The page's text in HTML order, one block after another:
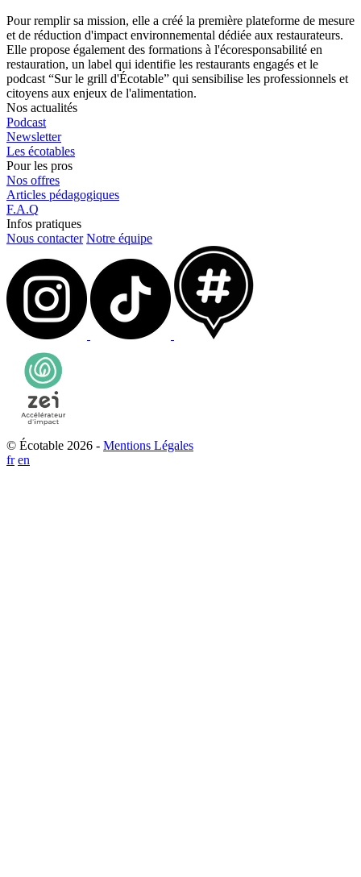
Pour remplir sa mission, elle a créé la première plateforme de mesure
et de réduction d'impact environnemental dédiée aux restaurateurs.
Elle propose également des formations à l'écoresponsabilité en
restauration, un label qui identifie les restaurants engagés et le
podcast “Sur le grill d'Écotable” qui sensibilise les professionnels et
citoyens aux enjeux de l'alimentation.
Nos actualités
Podcast
Newsletter
Les écotables
Pour les pros
Nos offres
Articles pédagogiques
F.A.Q
Infos pratiques
Nous contacter Notre équipe
© Écotable 2026 - Mentions Légales
fr en